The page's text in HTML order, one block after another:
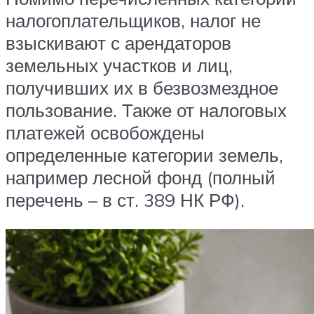
налогоплательщиков, налог не
взыскивают с арендаторов
земельных участков и лиц,
получивших их в безвозмездное
пользование. Также от налоговых
платежей освобождены
определенные категории земель,
например лесной фонд (полный
перечень – в ст. 389 НК РФ).